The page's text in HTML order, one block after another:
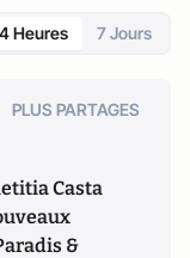
Heures 7 Jours
PLUS PARTAGES
Casta
&